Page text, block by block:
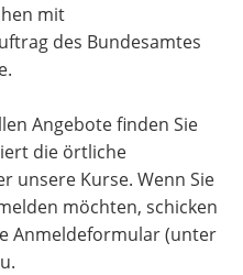
mit
des Bundesamtes
Angebote finden Sie
die örtliche
unsere Kurse. Wenn Sie
möchten, schicken
Anmeldeformular (unter